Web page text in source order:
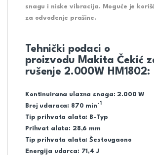
snagu i niske vibracija. Moguće je
za odvođenje prašine.
Tehnički podaci o
proizvodu Makita Čekić
rušenje 2.000W HM1802:
Kontinuirana ulazna snaga: 2.000 W
Broj udaraca: 870 min -1
Tip prihvata alata: B-Typ
Prihvat alata: 28,6 mm
Tip prihvata alata: Šestougaono
Energija udarca: 71,4 J